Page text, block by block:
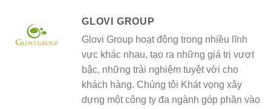
GLOVI GROUP
Glovi Group hoạt động trong nhiều lĩnh
vực khác nhau, tạo ra những giá trị vượt
bậc, những trải nghiệm tuyệt vời cho
khách hàng. Chúng tôi Khát vọng xây
dựng một công ty đa ngành góp phần vào